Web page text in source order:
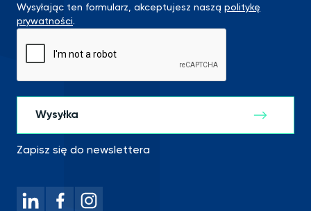
Wysyłając ten formularz, akceptujesz naszą politykę
prywatności.
Zapisz się do newslettera